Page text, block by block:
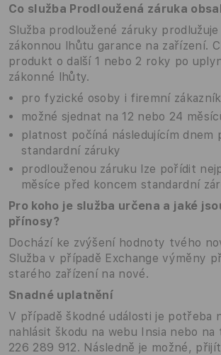
Co služba Prodloužená záruka
Služba prodloužené záruky prodlužuje
zákonnou lhůtu garance na zařízení.
produkt o další 1 nebo 2 roky po
zákonné lhůty.
pro fyzické osoby i firemní
možné sjednat na 12 nebo 24
platnost počíná následujícím dnem
standardní záruky
prodlouženou záruku lze pořídit
měsíce před koncem standardní
Pro koho je služba určena a jaké
přínosy?
Dochází ke zvýšení hodnoty tvého
Služba v případě Exchange výměny
starého zařízení na nové.
Snadné uplatnění
V případě škodné události je potřeba
nahlásit škodu na webu Insia nebo
226 289 912. Následně je možné,